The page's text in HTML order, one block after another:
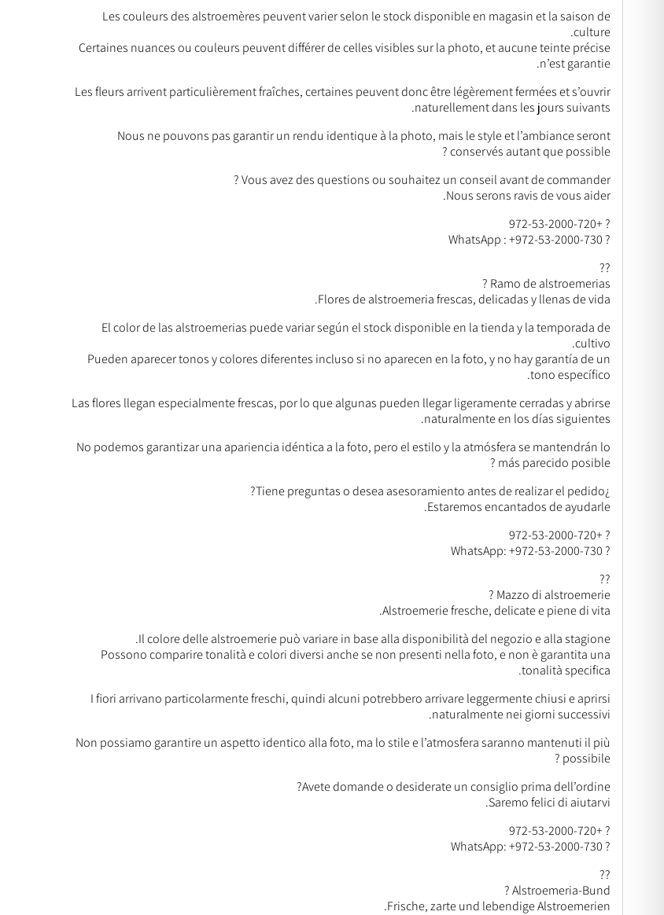
Les couleurs des alstroemères peuvent varier selon le stock disponible en magasin et la saison de
culture.
Certaines nuances ou couleurs peuvent différer de celles visibles sur la photo, et aucune teinte précise
n’est garantie.
Les fleurs arrivent particulièrement fraîches, certaines peuvent donc être légèrement fermées et s’ouvrir
naturellement dans les jours suivants.
Nous ne pouvons pas garantir un rendu identique à la photo, mais le style et l’ambiance seront
conservés autant que possible ?
Vous avez des questions ou souhaitez un conseil avant de commander ?
Nous serons ravis de vous aider.
? +972-53-2000-720
? WhatsApp : +972-53-2000-730
??
Ramo de alstroemerias ?
Flores de alstroemeria frescas, delicadas y llenas de vida.
El color de las alstroemerias puede variar según el stock disponible en la tienda y la temporada de
cultivo.
Pueden aparecer tonos y colores diferentes incluso si no aparecen en la foto, y no hay garantía de un
tono específico.
Las flores llegan especialmente frescas, por lo que algunas pueden llegar ligeramente cerradas y abrirse
naturalmente en los días siguientes.
No podemos garantizar una apariencia idéntica a la foto, pero el estilo y la atmósfera se mantendrán lo
más parecido posible ?
¿Tiene preguntas o desea asesoramiento antes de realizar el pedido?
Estaremos encantados de ayudarle.
? +972-53-2000-720
? WhatsApp: +972-53-2000-730
??
Mazzo di alstroemerie ?
Alstroemerie fresche, delicate e piene di vita.
Il colore delle alstroemerie può variare in base alla disponibilità del negozio e alla stagione.
Possono comparire tonalità e colori diversi anche se non presenti nella foto, e non è garantita una
tonalità specifica.
I fiori arrivano particolarmente freschi, quindi alcuni potrebbero arrivare leggermente chiusi e aprirsi
naturalmente nei giorni successivi.
Non possiamo garantire un aspetto identico alla foto, ma lo stile e l’atmosfera saranno mantenuti il più
possibile ?
Avete domande o desiderate un consiglio prima dell’ordine?
Saremo felici di aiutarvi.
? +972-53-2000-720
? WhatsApp: +972-53-2000-730
??
Alstroemeria-Bund ?
Frische, zarte und lebendige Alstroemerien.